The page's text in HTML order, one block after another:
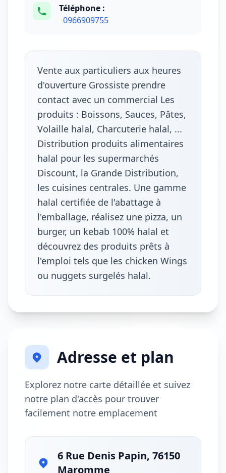
Téléphone :
0966909755
Vente aux particuliers aux heures
d'ouverture Grossiste prendre
contact avec un commercial Les
produits : Boissons, Sauces, Pâtes,
Volaille halal, Charcuterie halal, ...
Distribution produits alimentaires
halal pour les supermarchés
Discount, la Grande Distribution,
les cuisines centrales. Une gamme
halal certifiée de l'abattage à
l'emballage, réalisez une pizza, un
burger, un kebab 100% halal et
découvrez des produits prêts à
l'emploi tels que les chicken Wings
ou nuggets surgelés halal.
Adresse et plan
Explorez notre carte détaillée et suivez
notre plan d'accès pour trouver
facilement notre emplacement
6 Rue Denis Papin, 76150
Maromme